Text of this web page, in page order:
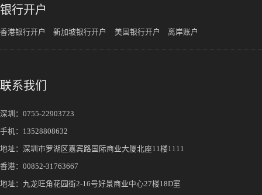
银行开户
香港银行开户 新加坡银行开户 美国银行开户 离岸账户
联系我们
深圳： 0755-22903723
手机： 13528808632
地址：深圳市罗湖区嘉宾路国际商业大厦北座11楼1111
香港：00852-31763667
地址：九龙旺角花园街2-16号好景商业中心27楼18D室